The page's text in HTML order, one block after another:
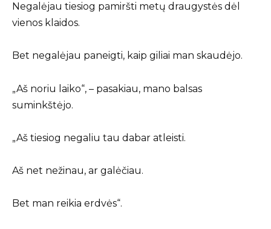
Negalėjau tiesiog pamiršti metų draugystės dėl
vienos klaidos.
Bet negalėjau paneigti, kaip giliai man skaudėjo.
„Aš noriu laiko“, – pasakiau, mano balsas
suminkštėjo.
„Aš tiesiog negaliu tau dabar atleisti.
Aš net nežinau, ar galėčiau.
Bet man reikia erdvės“.